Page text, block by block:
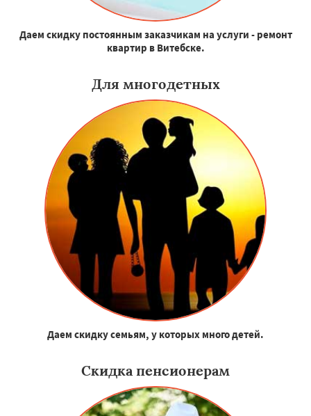
Даем скидку постоянным заказчикам на услуги - ремонт
квартир в Витебске.
Для многодетных
Даем скидку семьям, у которых много детей.
Скидка пенсионерам